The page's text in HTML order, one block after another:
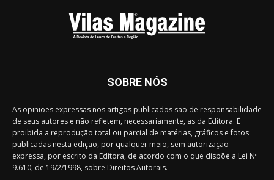
SOBRE NÓS
As opiniões expressas nos artigos publicados são de responsabilidade
de seus autores e não refletem, necessariamente, as da Editora. É
proibida a reprodução total ou parcial de matérias, gráficos e fotos
publicadas nesta edição, por qualquer meio, sem autorização
expressa, por escrito da Editora, de acordo com o que dispõe a Lei Nº
9.610, de 19/2/1998, sobre Direitos Autorais.